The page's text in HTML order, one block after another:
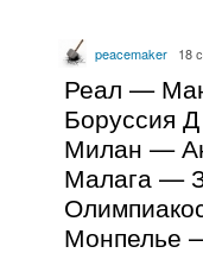
peacemaker 18
Реал —
Боруссия
Милан —
Малага —
Монпелье